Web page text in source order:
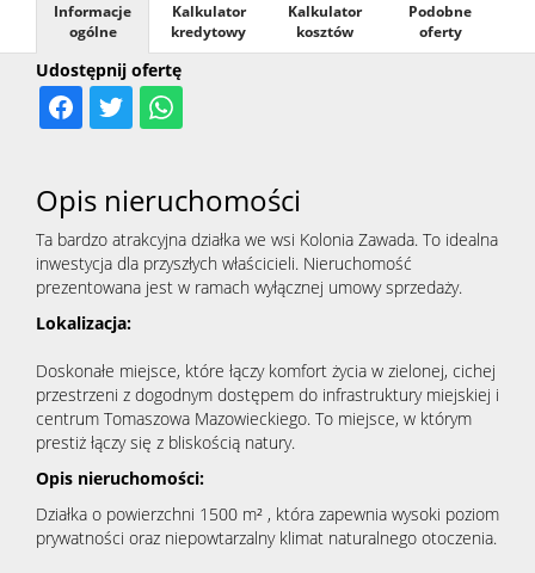
Udostępnij ofertę
Informacje
ogólne
Kalkulator
kredytowy
Kalkulator
kosztów
Podobne
oferty
Opis nieruchomości
Ta bardzo atrakcyjna działka we wsi Kolonia Zawada. To idealna
inwestycja dla przyszłych właścicieli. Nieruchomość
prezentowana jest w ramach wyłącznej umowy sprzedaży.
Lokalizacja:
Doskonałe miejsce, które łączy komfort życia w zielonej, cichej
przestrzeni z dogodnym dostępem do infrastruktury miejskiej i
centrum Tomaszowa Mazowieckiego. To miejsce, w którym
prestiż łączy się z bliskością natury.
Opis nieruchomości:
Działka o powierzchni 1500 m² , która zapewnia wysoki poziom
prywatności oraz niepowtarzalny klimat naturalnego otoczenia.